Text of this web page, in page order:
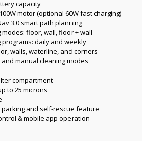
capacity
motor (optional 60W fast charging)
3.0 smart path planning
modes: floor, wall, floor + wall
programs: daily and weekly
walls, waterline, and corners
and manual cleaning modes
compartment
to 25 microns
parking and self-rescue feature
& mobile app operation